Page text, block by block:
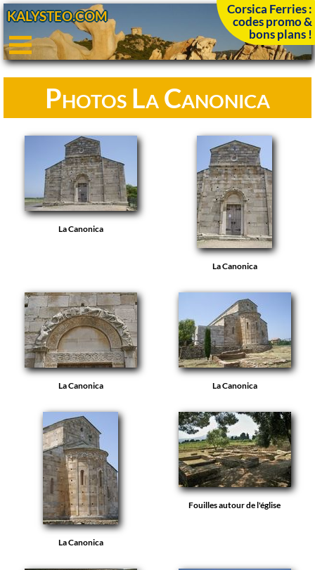
KALYSTEO.COM
Corsica Ferries :
codes promo &
bons plans !
Photos La Canonica
La Canonica
La Canonica
La Canonica La Canonica
La Canonica
Fouilles autour de l'église